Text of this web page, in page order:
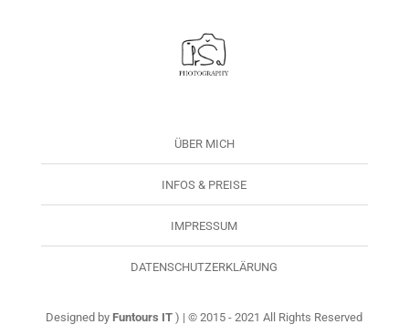
ÜBER MICH
INFOS & PREISE
IMPRESSUM
DATENSCHUTZERKLÄRUNG
Designed byFuntours IT ) | © 2015 - 2021 All Rights Reserved